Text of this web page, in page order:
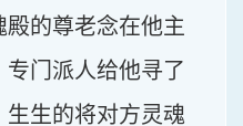
的尊老念在他主
门派人给他寻了
生的将对方灵魂